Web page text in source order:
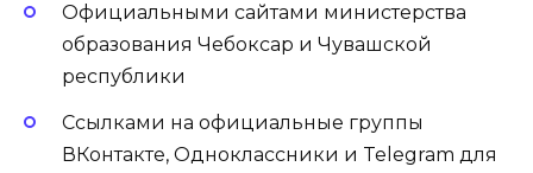
Официальными сайтами министерства
образования Чебоксар и Чувашской
республики
Ссылками на официальные группы
ВКонтакте, Одноклассники и Telegram для